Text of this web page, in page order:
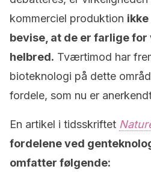
kommerciel produktion
bevise, at de er farlige for
helbred. Tværtimod har
bioteknologi på dette
fordele, som nu er
En artikel i tidsskriftet
fordelene ved
omfatter følgende: